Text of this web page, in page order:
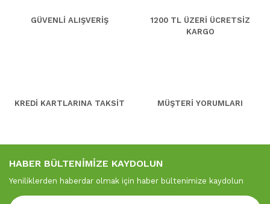
GÜVENLİ ALIŞVERİŞ
1200 TL ÜZERİ ÜCRETSİZ
KARGO
KREDİ KARTLARINA TAKSİT MÜŞTERİ YORUMLARI
HABER BÜLTENİMİZE KAYDOLUN
Yeniliklerden haberdar olmak için haber bültenimize kaydolun